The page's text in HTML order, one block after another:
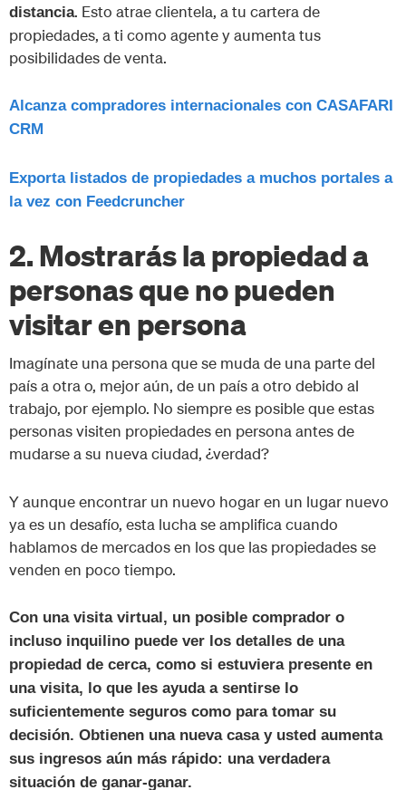
distancia. Esto atrae clientela, a tu cartera de
propiedades, a ti como agente y aumenta tus
posibilidades de venta.
Alcanza compradores internacionales con CASAFARI
CRM
Exporta listados de propiedades a muchos portales a
la vez con Feedcruncher
2. Mostrarás la propiedad a
personas que no pueden
visitar en persona
Imagínate una persona que se muda de una parte del
país a otra o, mejor aún, de un país a otro debido al
trabajo, por ejemplo. No siempre es posible que estas
personas visiten propiedades en persona antes de
mudarse a su nueva ciudad, ¿verdad?
Y aunque encontrar un nuevo hogar en un lugar nuevo
ya es un desafío, esta lucha se amplifica cuando
hablamos de mercados en los que las propiedades se
venden en poco tiempo.
Con una visita virtual, un posible comprador o
incluso inquilino puede ver los detalles de una
propiedad de cerca, como si estuviera presente en
una visita, lo que les ayuda a sentirse lo
suficientemente seguros como para tomar su
decisión. Obtienen una nueva casa y usted aumenta
sus ingresos aún más rápido: una verdadera
situación de ganar-ganar.